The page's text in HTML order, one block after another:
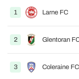
1 Larne FC
2 Glentoran
3 Coleraine FC